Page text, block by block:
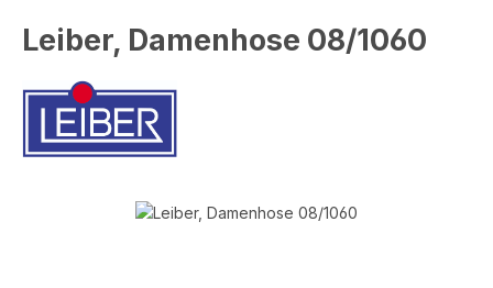
Leiber, Damenhose 08/1060
Bildergalerie überspringen